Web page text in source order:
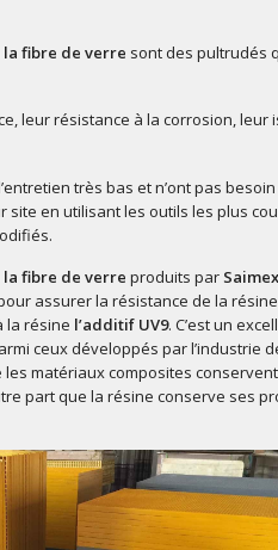
la fibre de verre sont des pultrudés
leur résistance à la corrosion,
très bas et n’ont pas
site en utilisant les outils les plus
la fibre de verre produits par
assurer la résistance de la
la résine l’additif UV9. C’est un
ceux développés par l’industrie
matériaux composites
part que la résine conserve ses